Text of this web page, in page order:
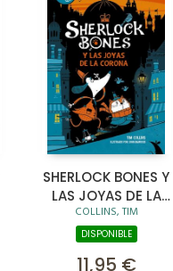
SHERLOCK BONES Y
LAS JOYAS DE LA
CORONA
COLLINS, TIM
DISPONIBLE
11,95 €